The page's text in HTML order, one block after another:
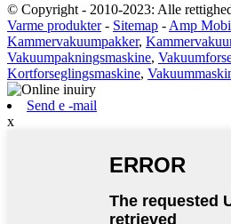
© Copyright - 2010-2023: Alle
Varme produkter- Sitemap - Amp
Kammervakuumpakker,
Vakuumpakningsmaskine,
Kortforseglingsmaskine,
Send e -mail
x